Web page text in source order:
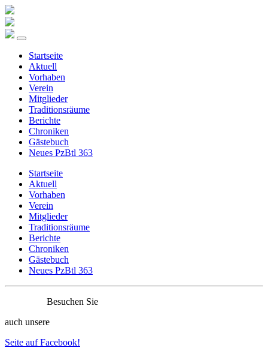
Startseite
Aktuell
Vorhaben
Verein
Mitglieder
Traditionsräume
Berichte
Chroniken
Gästebuch
Neues PzBtl 363
Startseite
Aktuell
Vorhaben
Verein
Mitglieder
Traditionsräume
Berichte
Chroniken
Gästebuch
Neues PzBtl 363
Besuchen Sie
auch unsere
Seite auf Facebook!